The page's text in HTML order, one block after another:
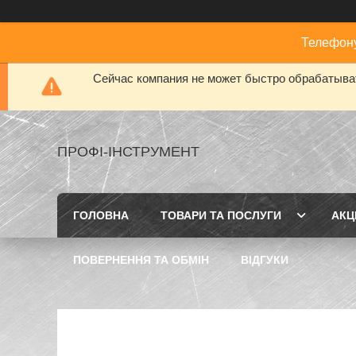
Сейчас компания не может быстро
ПРОФІ-ІНСТРУМЕНТ
ГОЛОВНА ТОВАРИ ТА ПОСЛУГИ
ПОВЕРНЕННЯ ТА ОБМІН ВІДГУКИ